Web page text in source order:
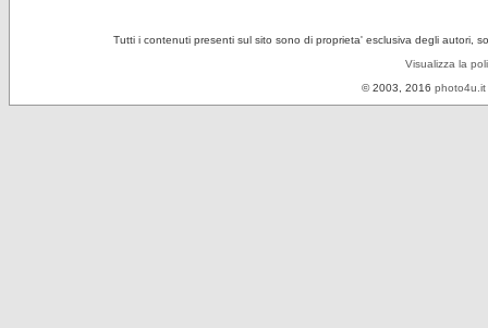
Tutti i contenuti presenti sul sito sono di proprieta' esclusiva degli autori,
Visualizza la
© 2003, 2016 photo4u.it